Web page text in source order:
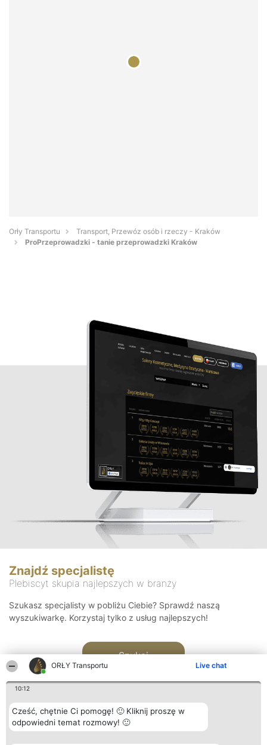
ORŁY Transportu Live chat
10:12
Cześć, chętnie Ci pomogę! 🙂 Kliknij proszę w
odpowiedni temat rozmowy! 🙂
Orły Transportu
Transport, Przewóz osób i rzeczy - Kraków
ProPrzeprowadzki - tanie przeprowadzki Kraków
Znajdź specjalistę
Plebiscyt skupia najlepszych w branży
Szukasz specjalisty w pobliżu Ciebie? Sprawdź naszą
wyszukiwarkę. Korzystaj tylko z usług najlepszych!
Szukaj
Organizator plebiscytu Plebiscyt Kontakt